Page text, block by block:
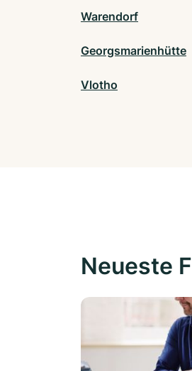
Warendorf
Georgsmarienhütte
Vlotho
Neueste